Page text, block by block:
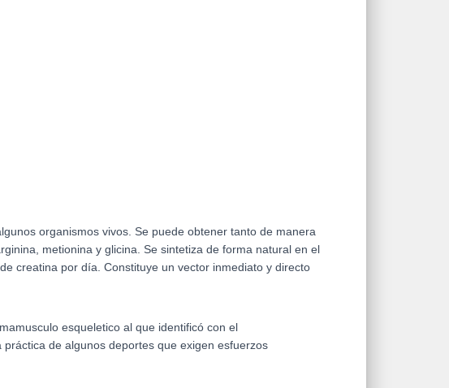
organismos vivos. Se puede obtener tanto de manera
metionina y glicina. Se sintetiza de forma natural en el
creatina por día. Constituye un vector inmediato y directo
esqueletico al que identificó con el
de algunos deportes que exigen esfuerzos